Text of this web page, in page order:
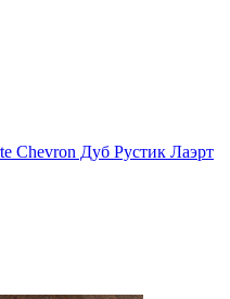
Chevron Дуб Рустик Лаэрт